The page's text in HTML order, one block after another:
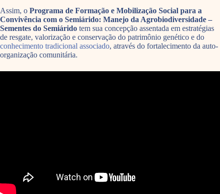
Assim, o Programa de Formação e Mobilização Social para a
Convivência com o Semiárido: Manejo da Agrobiodiversidade –
Sementes do Semiárido tem sua concepção assentada em estratégias
de resgate, valorização e conservação do patrimônio genético e do
conhecimento tradicional associado, através do fortalecimento da auto-
organização comunitária.